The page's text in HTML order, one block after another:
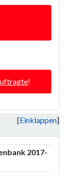
!
Einklappen
2017-